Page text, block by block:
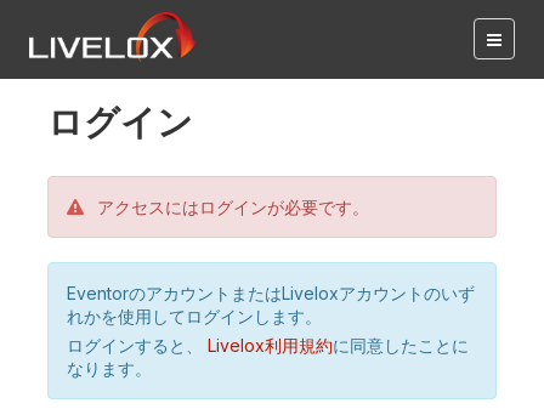
ログイン
アクセスにはログインが必要です。
EventorのアカウントまたはLiveloxアカウントのいず
れかを使用してログインします。
ログインすると、
Livelox利用規約に同意したことに
なります。